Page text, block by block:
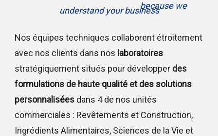
because we
understand your business
Nos équipes techniques collaborent étroitement
avec nos clients dans nos laboratoires
stratégiquement situés pour développer des
formulations de haute qualité et des solutions
personnalisées dans 4 de nos unités
commerciales : Revêtements et Construction,
Ingrédients Alimentaires, Sciences de la Vie et